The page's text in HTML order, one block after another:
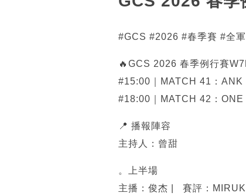
#GCS #2026 #春季賽 #全
🔥GCS 2026 春季例行賽
#15:00｜MATCH 41：
#18:00｜MATCH 42：
📍 播報陣容
主持人：曾甜
。上半場
主播：俊杰 | 賽評：MIRUKI